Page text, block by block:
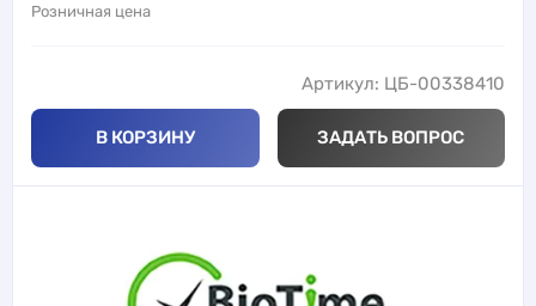
Розничная цена
Артикул: ЦБ-00338410
В КОРЗИНУ ЗАДАТЬ ВОПРОС